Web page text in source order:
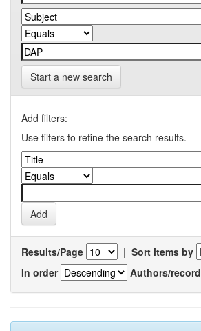
Start a new search
Add filters:
Use filters to refine the search results.
Results/Page | Sort items by
In order
Authors/record